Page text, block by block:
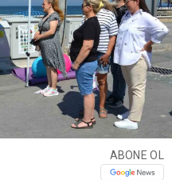
ABONE OL